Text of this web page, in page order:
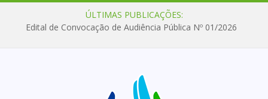
ÚLTIMAS PUBLICAÇÕES:
Edital de Convocação de Audiência Pública Nº 01/2026